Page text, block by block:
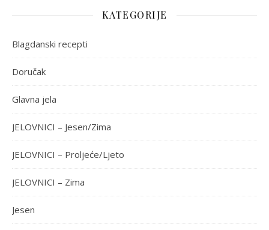
KATEGORIJE
Blagdanski recepti
Doručak
Glavna jela
JELOVNICI – Jesen/Zima
JELOVNICI – Proljeće/Ljeto
JELOVNICI – Zima
Jesen